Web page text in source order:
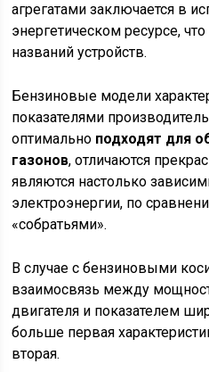
агрегатами заключается в
энергетическом ресурсе,
названий устройств.
Бензиновые модели
показателями
оптимально подходят для
газонов, отличаются
являются настолько
электроэнергии, по
«собратьями».
В случае с бензиновыми
взаимосвязь между
двигателя и показателем
больше первая
вторая.